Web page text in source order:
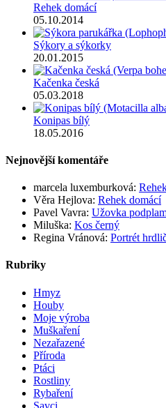
Rehek domácí
05.10.2014
Sýkory a sýkorky
20.01.2015
Kačenka česká
05.03.2018
Konipas bílý
18.05.2016
Nejnovější komentáře
marcela luxemburková:
Věra Hejlova: Rehek domácí
Pavel Vavra: Užovka
Miluška: Kos černý
Regina Vránová: Portrét
Rubriky
Hmyz
Houby
Moje výroba
Muškaření
Nezařazené
Příroda
Ptáci
Rostliny
Rybaření
Savci